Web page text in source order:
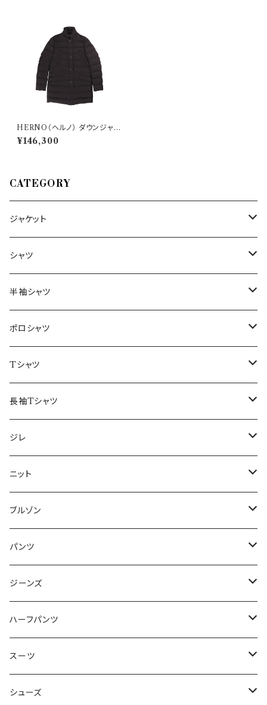
HERNO（ヘルノ） ダウンジャケ
ット PI007ULE 29410
¥146,300
CATEGORY
ジャケット
～44/S
46/M
48/L
50/XL～
シャツ
～44/S
46/M
48/L
50/XL～
半袖シャツ
～44/S
46/M
48/L
50/XL～
ポロシャツ
～44/S
46/M
48/L
50/XL～
Tシャツ
～44/S
46/M
48/L
50/XL～
長袖Tシャツ
～44/S
46/M
48/L
50/XL～
ジレ
～44/S
46/M
48/L
50/XL～
ニット
～44/S
46/M
48/L
50/XL～
ブルゾン
～44/S
46/M
48/L
50/XL～
パンツ
～44/S
46/M
48/L
50/XL～
ジーンズ
～44/S
46/M
48/L
ハーフパンツ
～44/S
46/M
スーツ
～44/S
シューズ